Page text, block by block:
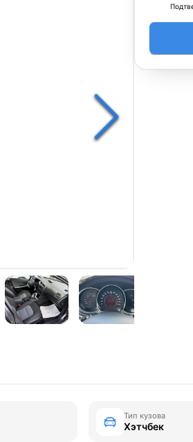
Тип кузова
Хэтчбек